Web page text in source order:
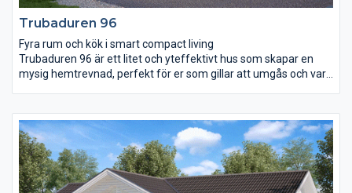
Trubaduren 96
Fyra rum och kök i smart compact living
Trubaduren 96 är ett litet och yteffektivt hus som skapar en
mysig hemtrevnad, perfekt för er som gillar att umgås och vara
sidor av huset skapar en härlig atmosfär. Sovrummen ligger väl
avskilda för att ge möjlighet till ostörd återhämtning. I
anslutning till barnens sovrum finns ett eget litet wc medan det
större badrummet ligger i anslutning till föräldrarnas sovrum.